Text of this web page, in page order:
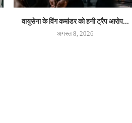
वायुसेना के विंग कमांडर को हनी ट्रैप आरोप...
अगस्त 8, 2026